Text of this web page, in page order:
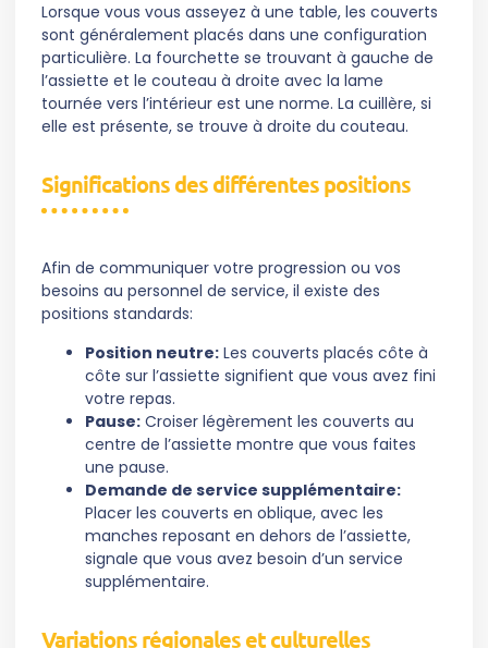
Lorsque vous vous asseyez à une table, les couverts
sont généralement placés dans une configuration
particulière. La fourchette se trouvant à gauche de
l’assiette et le couteau à droite avec la lame
tournée vers l’intérieur est une norme. La cuillère, si
elle est présente, se trouve à droite du couteau.
Significations des différentes positions
Afin de communiquer votre progression ou vos
besoins au personnel de service, il existe des
positions standards:
Position neutre: Les couverts placés côte à
côte sur l’assiette signifient que vous avez fini
votre repas.
Pause: Croiser légèrement les couverts au
centre de l’assiette montre que vous faites
une pause.
Demande de service supplémentaire:
Placer les couverts en oblique, avec les
manches reposant en dehors de l’assiette,
signale que vous avez besoin d’un service
supplémentaire.
Variations régionales et culturelles